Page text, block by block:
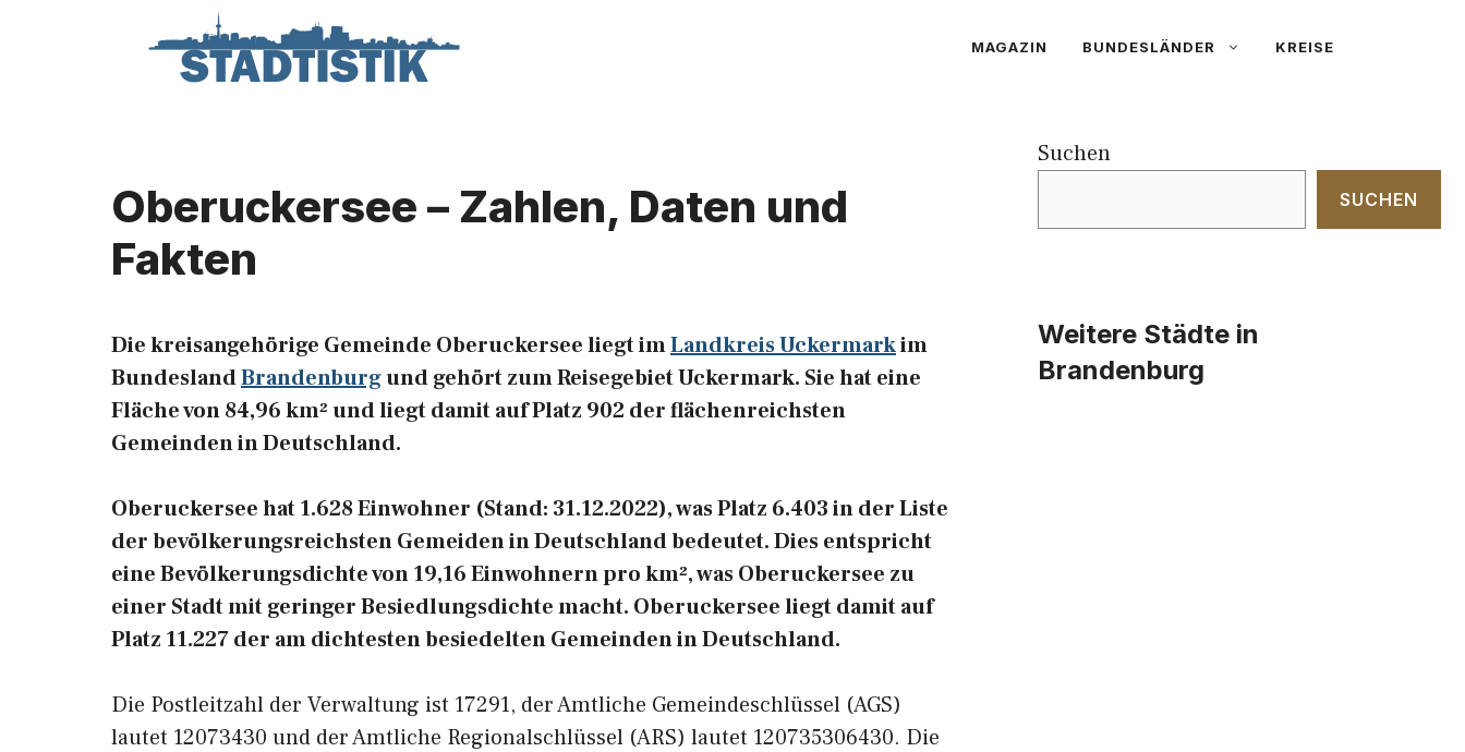
MAGAZIN BUNDESLÄNDER KREISE
Oberuckersee – Zahlen, Daten und
Fakten
Die kreisangehörige Gemeinde Oberuckersee liegt imLandkreis Uckermarkim
BundeslandBrandenburgund gehört zum Reisegebiet Uckermark. Sie hat eine
Fläche von 84,96 km² und liegt damit auf Platz 902 der flächenreichsten
Gemeinden in Deutschland.
Oberuckersee hat 1.628 Einwohner (Stand: 31.12.2022), was Platz 6.403 in der Liste
der bevölkerungsreichsten Gemeiden in Deutschland bedeutet. Dies entspricht
eine Bevölkerungsdichte von 19,16 Einwohnern pro km², was Oberuckersee zu
einer Stadt mit geringer Besiedlungsdichte macht. Oberuckersee liegt damit auf
Platz 11.227 der am dichtesten besiedelten Gemeinden in Deutschland.
Die Postleitzahl der Verwaltung ist 17291, der Amtliche Gemeindeschlüssel (AGS)
lautet 12073430 und der Amtliche Regionalschlüssel (ARS) lautet 120735306430. Die
Suchen
SUCHEN
Weitere Städte in
Brandenburg